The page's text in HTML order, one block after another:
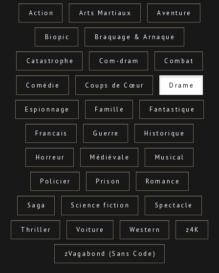
Action Arts Martiaux Aventure
Biopic Braquage & Arnaque
Catastrophe Com-dram Combat
Comédie Coups de Cœur Drame
Espionnage Famille Fantastique
Francais Guerre Historique
Horreur Médiévale Musical
Policier Prison Romance
Saga Science fiction Spectacle
Thriller Voiture Western z4K
zVagabond (Sans Code)